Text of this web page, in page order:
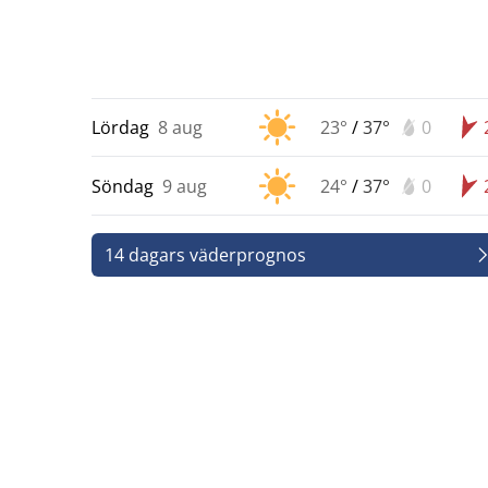
Lördag 8 aug 23° /37° 0
Söndag 9 aug 24° /37° 0
14 dagars väderprognos